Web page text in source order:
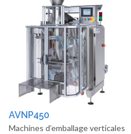
AVNP450
Machines d’emballage verticales